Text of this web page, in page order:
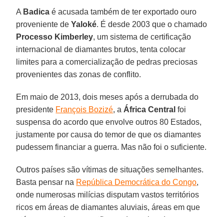
A Badica é acusada também de ter exportado ouro
proveniente deYaloké. É desde 2003 que o chamado
Processo Kimberley, um sistema de certificação
internacional de diamantes brutos, tenta colocar
limites para a comercialização de pedras preciosas
provenientes das zonas de conflito.
Em maio de 2013, dois meses após a derrubada do
presidente François Bozizé, a África Central foi
suspensa do acordo que envolve outros 80 Estados,
justamente por causa do temor de que os diamantes
pudessem financiar a guerra. Mas não foi o suficiente.
Outros países são vítimas de situações semelhantes.
Basta pensar na República Democrática do Congo,
onde numerosas milícias disputam vastos territórios
ricos em áreas de diamantes aluviais, áreas em que